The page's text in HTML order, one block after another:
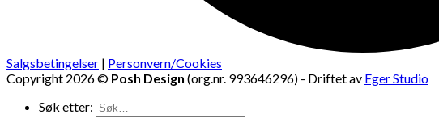
Salgsbetingelser | Personvern/Cookies
Copyright 2026 © Posh Design (org.nr. 993646296) - Driftet av Eger Studio
Søk etter: